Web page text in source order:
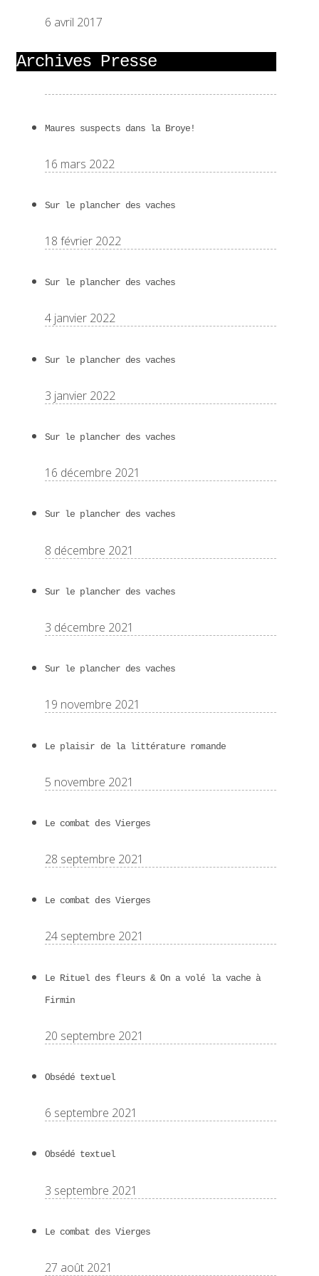
6 avril 2017
Archives Presse
Maures suspects dans la Broye!
16 mars 2022
Sur le plancher des vaches
18 février 2022
Sur le plancher des vaches
4 janvier 2022
Sur le plancher des vaches
3 janvier 2022
Sur le plancher des vaches
16 décembre 2021
Sur le plancher des vaches
8 décembre 2021
Sur le plancher des vaches
3 décembre 2021
Sur le plancher des vaches
19 novembre 2021
Le plaisir de la littérature romande
5 novembre 2021
Le combat des Vierges
28 septembre 2021
Le combat des Vierges
24 septembre 2021
Le Rituel des fleurs & On a volé la vache à
Firmin
20 septembre 2021
Obsédé textuel
6 septembre 2021
Obsédé textuel
3 septembre 2021
Le combat des Vierges
27 août 2021